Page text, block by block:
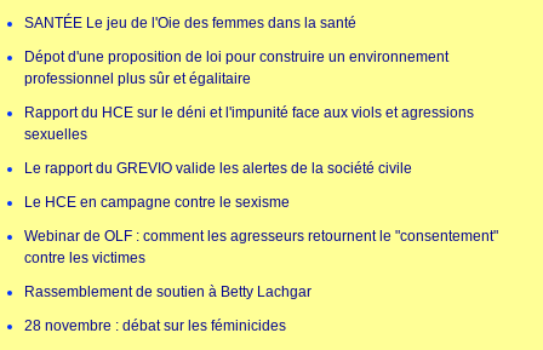
SANTÉE Le jeu de l'Oie des femmes dans la santé
Dépot d'une proposition de loi pour construire un environnement
professionnel plus sûr et égalitaire
Rapport du HCE sur le déni et l'impunité face aux viols et agressions
sexuelles
Le rapport du GREVIO valide les alertes de la société civile
Le HCE en campagne contre le sexisme
Webinar de OLF : comment les agresseurs retournent le "consentement"
contre les victimes
Rassemblement de soutien à Betty Lachgar
28 novembre : débat sur les féminicides